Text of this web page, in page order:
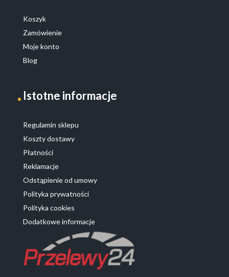
Koszyk
Zamówienie
Moje konto
Blog
Istotne informacje
Regulamin sklepu
Koszty dostawy
Płatności
Reklamacje
Odstąpienie od umowy
Polityka prywatności
Polityka cookies
Dodatkowe informacje